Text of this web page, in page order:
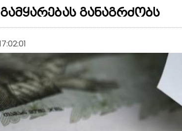
განაგრძობს